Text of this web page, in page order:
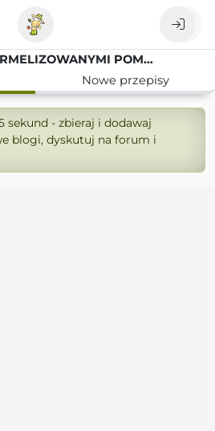
LABNEH Z KARMELIZOWANYMI POMIDORAMI I NDUJĄ
Nowe przepisy
sekund - zbieraj i dodawaj
blogi, dyskutuj na forum i